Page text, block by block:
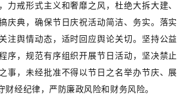
力戒形式主义和奢靡之风，杜绝大拆大建、
庆典，确保节日庆祝活动简洁、务实。落实
注舆情动态，适时回应舆论关切。坚持公益
序，规范有序组织开展节日活动，坚决禁止
事，未经批准不得以节日之名举办节庆、展
财经纪律，严防廉政风险和财务风险。